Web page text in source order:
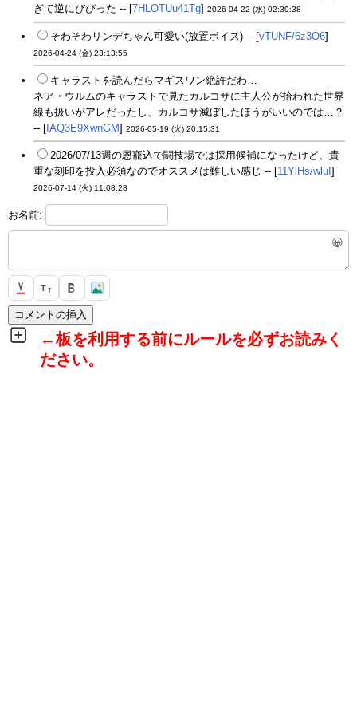
ぎて逆にびびった -- [7HLOTUu41Tg] 2026-04-22 (水) 02:39:38
そわそわリンデちゃん可愛い(放置ボイス) -- [vTUNF/6z3O6]
2026-04-24 (金) 23:13:55
キャラストを読んだらマギスワン絶許だわ…
ネア・ウルムのキャラストで見たカルコサに主人公が拾われた世界
線も扱いがアレだったし、カルコサ滅ぼしたほうがいいのでは…？
-- [IAQ3E9XwnGM] 2026-05-19 (火) 20:15:31
2026/07/13週の恩寵込で闘技場では採用候補になったけど、貴
重な刻印を投入必須なのでオススメは難しい感じ -- [11YlHs/wluI ]
2026-07-14 (火) 11:08:28
お名前:
😀
T T
←板を利用する前にルールを必ずお読みく
ださい。